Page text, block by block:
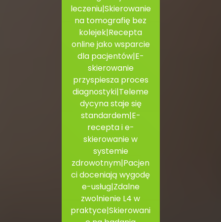
leczeniu|Skierowanie
na tomografię bez
kolejek|Recepta
online jako wsparcie
dla pacjentów|E-
skierowanie
przyspiesza proces
diagnostyki|Teleme
dycyna staje się
standardem|E-
recepta i e-
skierowanie w
systemie
zdrowotnym|Pacjen
ci doceniają wygodę
e-usług|Zdalne
zwolnienie L4 w
praktyce|Skierowani